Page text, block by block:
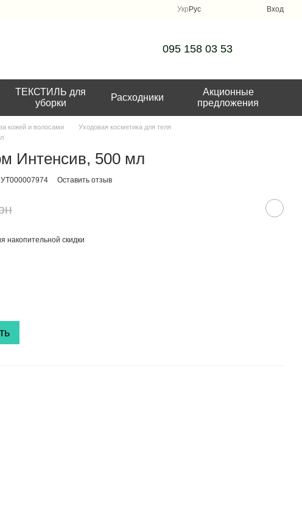
Укр Рус Вход
095 158 03 53
ТЕКСТИЛЬ для
уборки
Расходники
Акционные
предложения
кожей и волосами
Уходовая косметика для теля
Интенсив, 500 мл
УТ000007974 Оставить отзыв
накопительной скидки